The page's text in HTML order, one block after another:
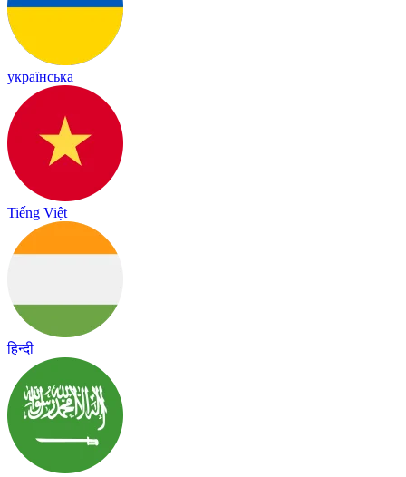
українська
Tiếng Việt
हिन्दी